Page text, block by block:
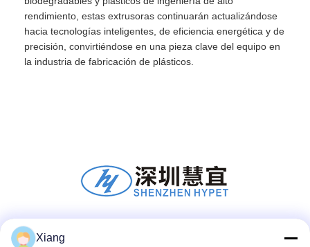
rendimiento, estas extrusoras continuarán actualizándose
hacia tecnologías inteligentes, de eficiencia energética y de
precisión, convirtiéndose en una pieza clave del equipo en
la industria de fabricación de plásticos.
Xiang